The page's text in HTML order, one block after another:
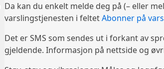
Da kan du enkelt melde deg på (– eller
varslingstjenesten i feltetAbonner på
Det er SMS som sendes ut i forkant av
gjeldende. Informasjon på nettside og